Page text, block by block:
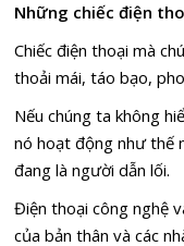
Những chiếc điện
Chiếc điện thoại mà
thoải mái, táo bạo,
Nếu chúng ta không
nó hoạt động như thế
đang là người dẫn lối.
Điện thoại công nghệ
của bản thân và các